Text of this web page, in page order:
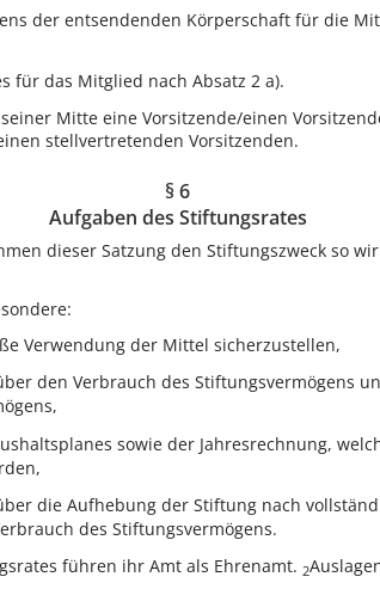
der entsendenden Körperschaft für die
für das Mitglied nach Absatz 2 a).
Mitte eine Vorsitzende/einen
stellvertretenden Vorsitzenden.
§ 6
Aufgaben des Stiftungsrates
dieser Satzung den Stiftungszweck so
Verwendung der Mittel sicherzustellen,
den Verbrauch des Stiftungsvermögens
sowie der Jahresrechnung,
die Aufhebung der Stiftung nach
des Stiftungsvermögens.
führen ihr Amt als Ehrenamt. 2